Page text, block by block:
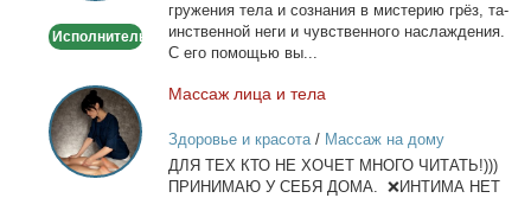
Исполнитель
гру­же­ния те­ла и со­зна­ния в ми­сте­рию грёз, та­
ин­ствен­ной неги и чув­ствен­но­го на­сла­жде­ния.
С его по­мо­щью вы...
Массаж
лица
и
тела
Мас­саж ли­ца и те­ла
Здоровье и красота/ Массаж на дому
ДЛЯ ТЕХ КТО НЕ ХОЧЕТ МНОГО ЧИТАТЬ!)))
ПРИНИМАЮ У СЕБЯ ДОМА. ❌ИНТИМА НЕТ